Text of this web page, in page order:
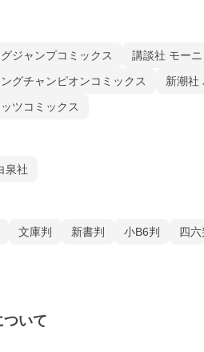
ジャンプコミックス 講談社 モー
グチャンピオンコミックス
新潮社
ツコミックス
泉社
文庫判 新書判 小B6判 四六
ついて